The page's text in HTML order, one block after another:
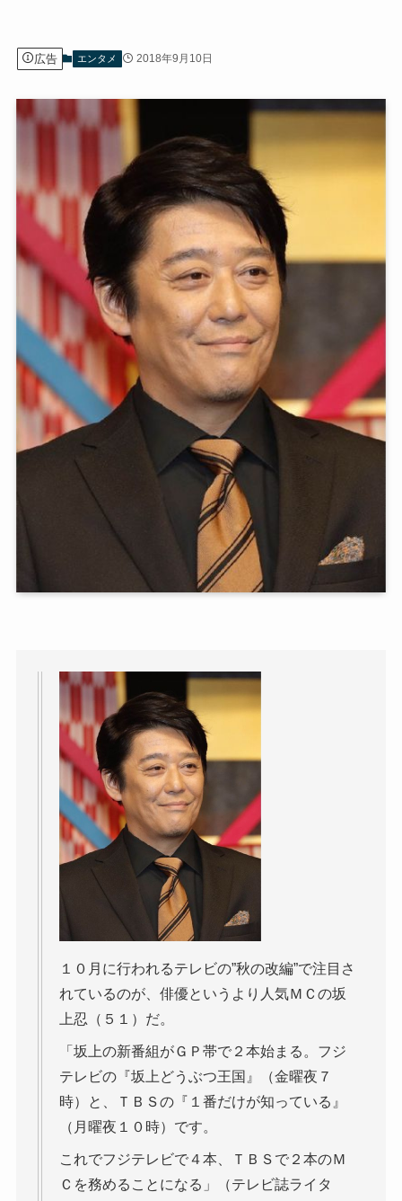
広告 エンタメ 2018年9月10日
１０月に行われるテレビの”秋の改編”で注目さ
れているのが、俳優というより人気ＭＣの坂
上忍（５１）だ。
「坂上の新番組がＧＰ帯で２本始まる。フジ
テレビの『坂上どうぶつ王国』（金曜夜７
時）と、ＴＢＳの『１番だけが知っている』
（月曜夜１０時）です。
これでフジテレビで４本、ＴＢＳで２本のＭ
Ｃを務めることになる」（テレビ誌ライタ